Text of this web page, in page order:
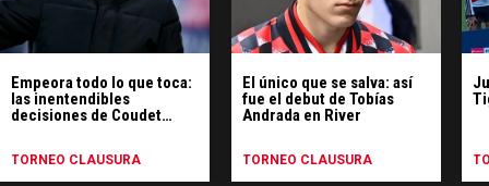
Empeora todo lo que toca:
las inentendibles
decisiones de Coudet
TORNEO CLAUSURA
El único que se salva: así
fue el debut de Tobías
Andrada en River
TORNEO CLAUSURA